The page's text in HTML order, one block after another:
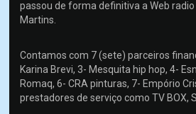
passou de forma definitiva a Web radio
Martins.
Contamos com 7 (sete) parceiros
Karina Brevi, 3- Mesquita hip hop, 4-
Romaq, 6- CRA pinturas, 7- Empório
prestadores de serviço como TV BOX,